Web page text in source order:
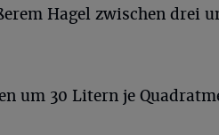
Hagel zwischen drei
um 30 Litern je